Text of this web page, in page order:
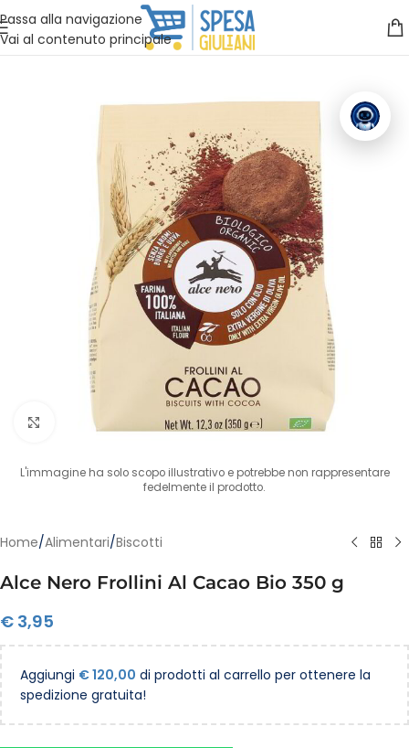
Passa alla navigazione
Vai al contenuto principale
Vuoi assistenza?Clicca qui e ti richiamiamo noi
Clicca per ingrandire
L'immagine ha solo scopo illustrativo e potrebbe non rappresentare
fedelmente il prodotto.
Home/Alimentari/Biscotti
Alce Nero Frollini Al Cacao Bio 350 g
€ 3,95
Aggiungi €120,00 di prodotti al carrello per ottenere la
spedizione gratuita!